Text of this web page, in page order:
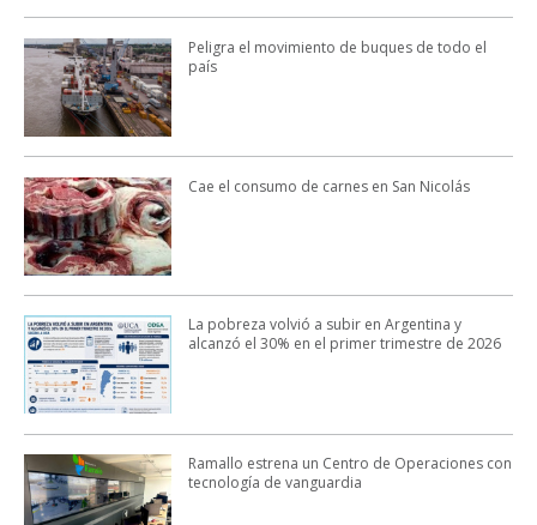
Peligra el movimiento de buques de todo el
país
Cae el consumo de carnes en San Nicolás
La pobreza volvió a subir en Argentina y
alcanzó el 30% en el primer trimestre de 2026
Ramallo estrena un Centro de Operaciones con
tecnología de vanguardia